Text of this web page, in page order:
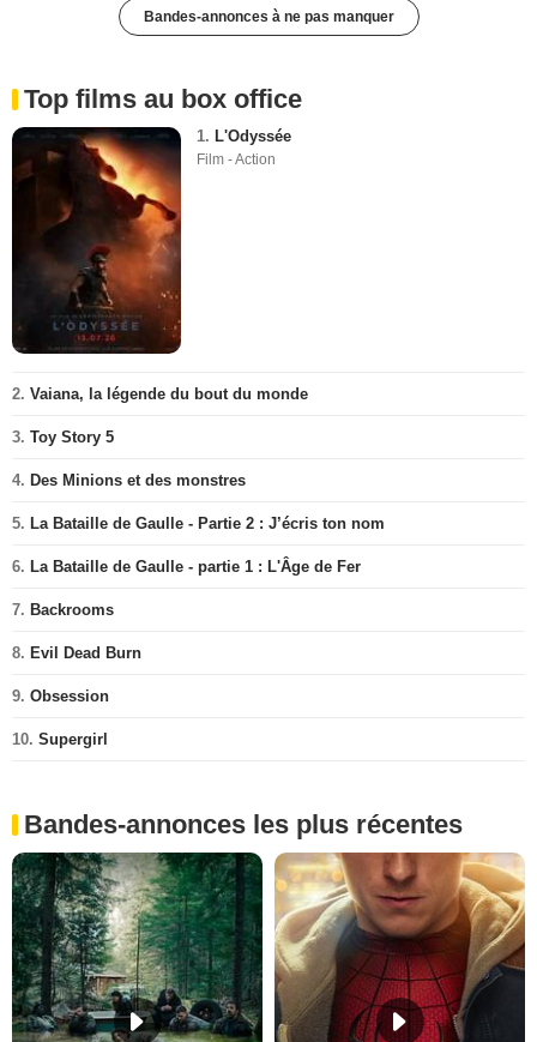
Bandes-annonces à ne pas manquer
Top films au box office
1. L'Odyssée
Film - Action
2. Vaiana, la légende du bout du monde
3. Toy Story 5
4. Des Minions et des monstres
5. La Bataille de Gaulle - Partie 2 : J’écris ton nom
6. La Bataille de Gaulle - partie 1 : L'Âge de Fer
7. Backrooms
8. Evil Dead Burn
9. Obsession
10. Supergirl
Bandes-annonces les plus récentes